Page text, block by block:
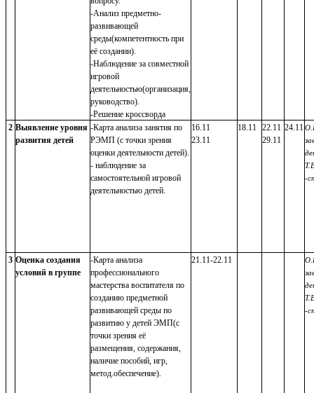
-Анализ предметно-
развивающей
среды(компетентность при
её создании).
-Наблюдение за совместной
игровой
деятельностью(организация,
руководство).
-Решение кроссворда
2 Выявление уровня
развития детей
-Карта анализа занятия по
РЭМП (с точки зрения
оценки деятельности детей).
- наблюдение за
самостоятельной игровой
деятельностью детей.
16.11
23.11
18.11 22.11
29.11
24.11
-
3 Оценка создания
условий в группе
-Карта анализа
профессионального
мастерства воспитателя по
созданию предметной
развивающей среды по
развитию у детей ЭМП(с
точки зрения её
размещения, содержания,
наличие пособий, игр,
метод.обеспечение).
21.11-22.11
-